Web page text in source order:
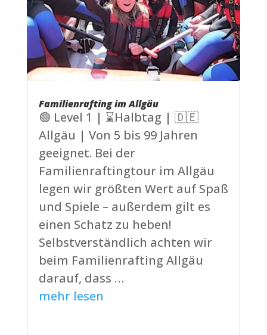
Familienrafting im Allgäu
🟢 Level 1 | ⌛Halbtag | 🇩🇪
Allgäu | Von 5 bis 99 Jahren
geeignet. Bei der
Familienraftingtour im Allgäu
legen wir größten Wert auf Spaß
und Spiele – außerdem gilt es
einen Schatz zu heben!
Selbstverständlich achten wir
beim Familienrafting Allgäu
darauf, dass …
mehr lesen